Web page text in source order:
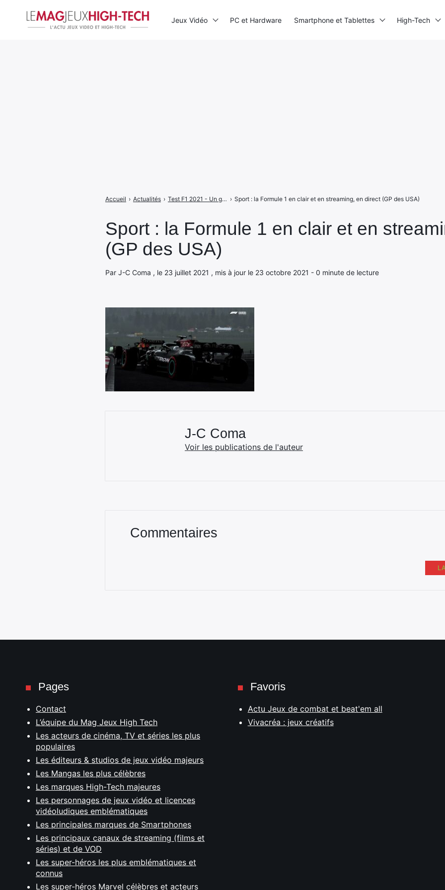
Sport : la Formule 1 en clair et en
(GP des USA)
Par J-C Coma , le 23 juillet 2021 , mis à jour le 23 octobre 2021 - 0 minute de lecture
Accueil › Actualités › Test F1 2021 - Un grand jeu de Formule 1 qui stagne (un peu) › Sport : la Formule 1 en clair et en streaming, en direct (GP des USA)
J-C Coma
Voir les publications de l'auteur
Commentaires
Jeux Vidéo PC et Hardware Smartphone et Tablettes High-Tech
Pages
Contact
L’équipe du Mag Jeux High Tech
Les acteurs de cinéma, TV et séries les plus
populaires
Les éditeurs & studios de jeux vidéo majeurs
Les Mangas les plus célèbres
Les marques High-Tech majeures
Les personnages de jeux vidéo et licences
vidéoludiques emblématiques
Les principales marques de Smartphones
Les principaux canaux de streaming (films et
séries) et de VOD
Les super-héros les plus emblématiques et
connus
Les super-héros Marvel célèbres et acteurs
Favoris
Actu Jeux de combat et beat'em all
Vivacréa : jeux créatifs